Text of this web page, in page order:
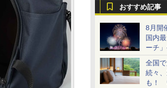
おすすめ記事
8月開
国内
ーチ
ど大
全国
続々
も！